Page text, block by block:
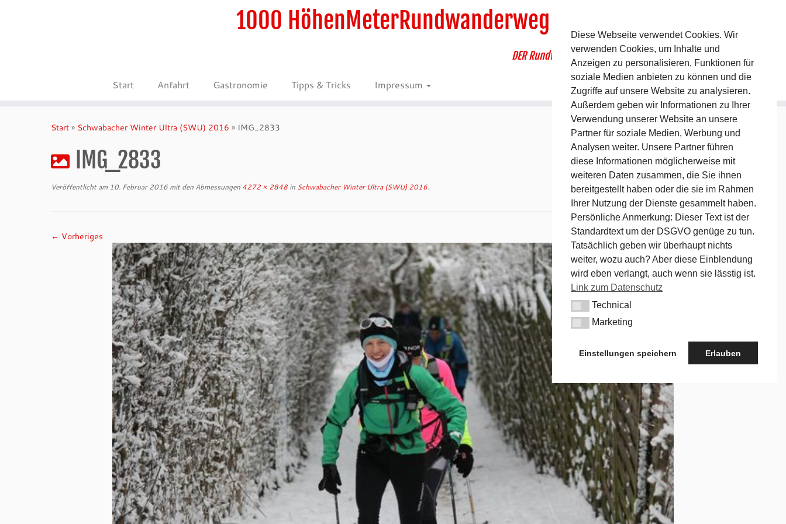
1000 HöhenMeterRundwanderweg
DER Rundwanderweg um Pommelsbrunn
Start Anfahrt Gastronomie Tipps & Tricks Impressum
Start » Schwabacher Winter Ultra (SWU) 2016 » IMG_2833
IMG_2833
Veröffentlicht am 10. Februar 2016 mit den Abmessungen 4272 × 2848 in Schwabacher Winter Ultra (SWU) 2016.
← Vorheriges
Diese Webseite verwendet Cookies. Wir
verwenden Cookies, um Inhalte und
Anzeigen zu personalisieren, Funktionen für
soziale Medien anbieten zu können und die
Zugriffe auf unsere Website zu analysieren.
Außerdem geben wir Informationen zu Ihrer
Verwendung unserer Website an unsere
Partner für soziale Medien, Werbung und
Analysen weiter. Unsere Partner führen
diese Informationen möglicherweise mit
weiteren Daten zusammen, die Sie ihnen
bereitgestellt haben oder die sie im Rahmen
Ihrer Nutzung der Dienste gesammelt haben.
Persönliche Anmerkung: Dieser Text ist der
Standardtext um der DSGVO genüge zu tun.
Tatsächlich geben wir überhaupt nichts
weiter, wozu auch? Aber diese Einblendung
wird eben verlangt, auch wenn sie lässtig ist.
Link zum Datenschutz
TechnicalTechnical
MarketingMarketing
Einstellungen speichern Erlauben